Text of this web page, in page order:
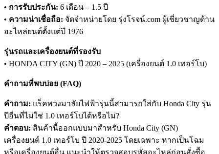
• การรับประกัน: 6 เดือน – 1.5 ปี
• ความน่าเชื่อถือ: จัดจำหน่ายโดย รุ่งโรจน์.com ผู้เชี่ยวชาญด้าน
อะไหล่ยนต์ตั้งแต่ปี 1976
รุ่นรถและเครื่องยนต์ที่รองรับ
• HONDA CITY (GN) ปี 2020 – 2025 (เครื่องยนต์ 1.0 เทอร์โบ)
คำถามที่พบบ่อย (FAQ)
คำถาม: แร็คพวงมาลัยไฟฟ้ารุ่นนี้สามารถใส่กับ Honda City รุ่น
ปีอื่นที่ไม่ใช่ 1.0 เทอร์โบได้หรือไม่?
คำตอบ: สินค้านี้ออกแบบมาสำหรับ Honda City (GN)
เครื่องยนต์ 1.0 เทอร์โบ ปี 2020-2025 โดยเฉพาะ หากเป็นโฉม